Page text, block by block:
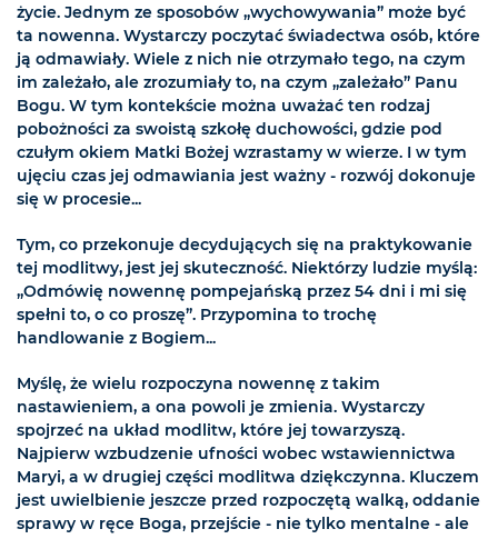
życie. Jednym ze sposobów „wychowywania” może być
ta nowenna. Wystarczy poczytać świadectwa osób, które
ją odmawiały. Wiele z nich nie otrzymało tego, na czym
im zależało, ale zrozumiały to, na czym „zależało” Panu
Bogu. W tym kontekście można uważać ten rodzaj
pobożności za swoistą szkołę duchowości, gdzie pod
czułym okiem Matki Bożej wzrastamy w wierze. I w tym
ujęciu czas jej odmawiania jest ważny - rozwój dokonuje
się w procesie...
Tym, co przekonuje decydujących się na praktykowanie
tej modlitwy, jest jej skuteczność. Niektórzy ludzie myślą:
„Odmówię nowennę pompejańską przez 54 dni i mi się
spełni to, o co proszę”. Przypomina to trochę
handlowanie z Bogiem...
Myślę, że wielu rozpoczyna nowennę z takim
nastawieniem, a ona powoli je zmienia. Wystarczy
spojrzeć na układ modlitw, które jej towarzyszą.
Najpierw wzbudzenie ufności wobec wstawiennictwa
Maryi, a w drugiej części modlitwa dziękczynna. Kluczem
jest uwielbienie jeszcze przed rozpoczętą walką, oddanie
sprawy w ręce Boga, przejście - nie tylko mentalne - ale